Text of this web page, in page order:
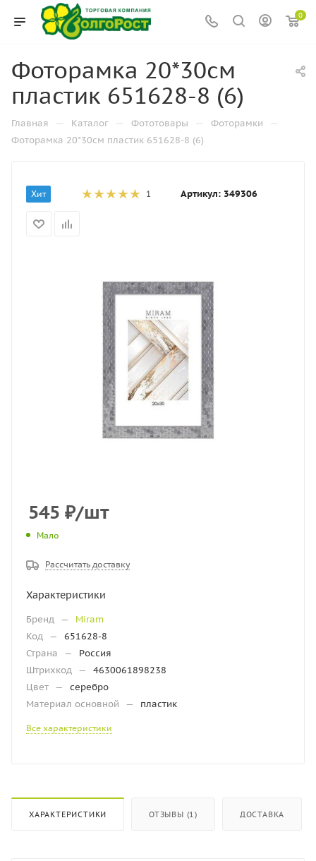
0
Фоторамка 20*30см
пластик 651628-8 (6)
Главная — Каталог — Фототовары — Фоторамки —
Фоторамка 20*30см пластик 651628-8 (6)
Хит 1 Артикул: 349306
545 ₽/шт
Мало
Рассчитать доставку
Характеристики
Бренд —
Miram
Код —
651628-8
Страна
—
Россия
Штрихкод —
4630061898238
Цвет —
серебро
Материал основной
— пластик
Все характеристики
ХАРАКТЕРИСТИКИ ОТЗЫВЫ (1) ДОСТАВКА